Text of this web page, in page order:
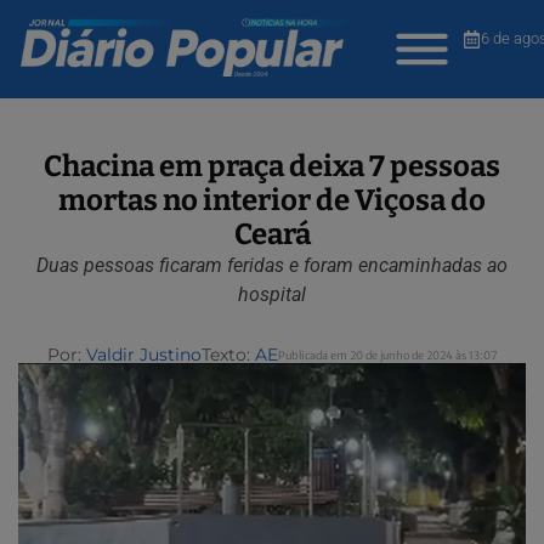
6 de
Chacina em praça deixa 7 pessoas
mortas no interior de Viçosa do
Ceará
Duas pessoas ficaram feridas e foram encaminhadas ao
hospital
Por: Valdir JustinoTexto: AEPublicada em 20 de junho de 2024 às 13:07